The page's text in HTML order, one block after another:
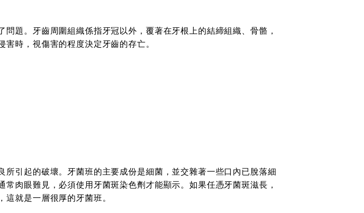
題。牙齒周圍組織係指牙冠以外，覆著在牙根上的結締組織、骨骼，
時，視傷害的程度決定牙齒的存亡。
引起的破壞。牙菌班的主要成份是細菌，並交雜著一些口內已脫落細
肉眼難見，必須使用牙菌斑染色劑才能顯示。如果任憑牙菌斑滋長，
就是一層很厚的牙菌班。